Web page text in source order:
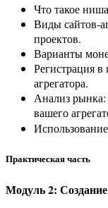
Что такое
Виды сайтов-
проектов.
Варианты
Регистрация в
агрегатора.
Анализ
вашего
Использование
Практическая часть
Модуль 2: Создание